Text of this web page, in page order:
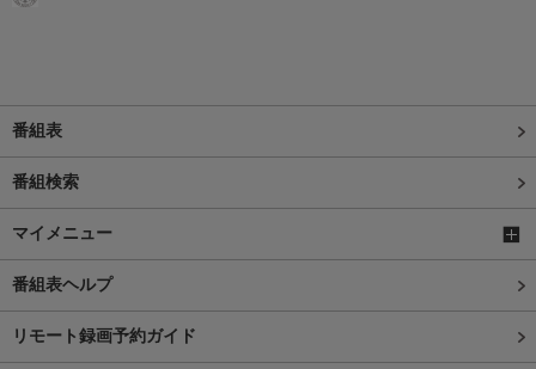
番組表
番組検索
マイメニュー
番組表ヘルプ
リモート録画予約ガイド